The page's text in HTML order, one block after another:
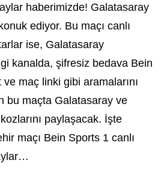
haberimizde! Galatasaray
ediyor. Bu maçı canlı
ise, Galatasaray
kanalda, şifresiz bedava Bein
maç linki gibi aramalarını
bu maçta Galatasaray ve
paylaşacak. İşte
maçı Bein Sports 1 canlı